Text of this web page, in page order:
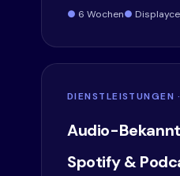
6 Wochen Displayce
DIENSTLEISTUNGEN
Audio-
Spotify &